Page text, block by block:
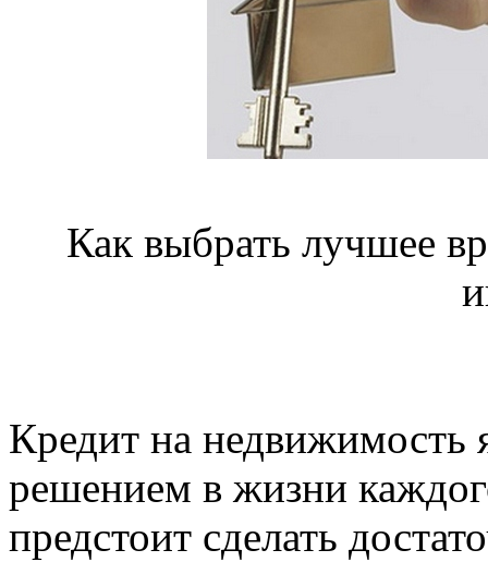
Как выбрать лучшее
Кредит на недвижимость
решением в жизни
предстоит сделать